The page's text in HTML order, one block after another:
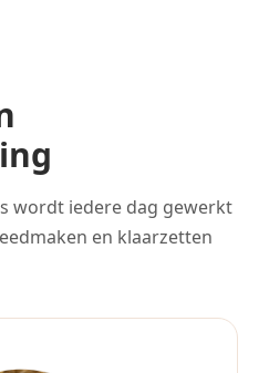
wordt iedere dag gewerkt
en klaarzetten